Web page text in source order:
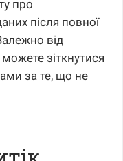
про
після повної
від
зіткнутися
за те, що не